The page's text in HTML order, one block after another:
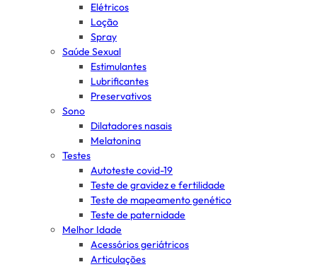
Elétricos
Loção
Spray
Saúde Sexual
Estimulantes
Lubrificantes
Preservativos
Sono
Dilatadores nasais
Melatonina
Testes
Autoteste covid-19
Teste de gravidez e fertilidade
Teste de mapeamento genético
Teste de paternidade
Melhor Idade
Acessórios geriátricos
Articulações